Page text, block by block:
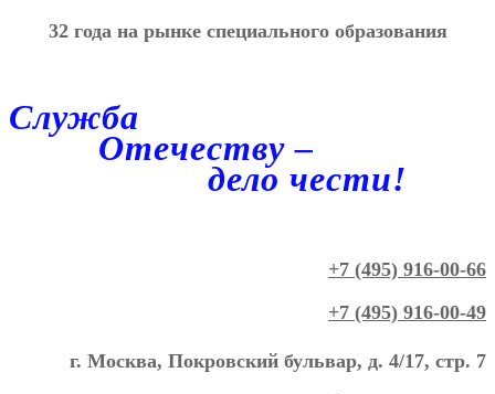
32 года на рынке специального образования
Служба
Отечеству –
дело чести!
+7 (495) 916-00-66
+7 (495) 916-00-49
г. Москва, Покровский бульвар, д. 4/17, стр. 7